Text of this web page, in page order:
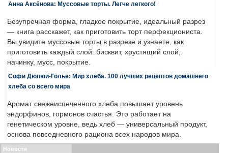
Анна Аксёнова: Муссовые торты. Легче легкого!
Безупречная форма, гладкое покрытие, идеальный разрез
— книга расскажет, как приготовить торт перфекциониста.
Вы увидите муссовые торты в разрезе и узнаете, как
приготовить каждый слой: бисквит, хрустящий слой,
начинку, мусс, покрытие.
Софи Дюпюи-Голье: Мир хлеба. 100 лучших рецептов домашнего
хлеба со всего мира
Аромат свежеиспеченного хлеба повышает уровень
эндорфинов, гормонов счастья. Это работает на
генетическом уровне, ведь хлеб — универсальный продукт,
основа повседневного рациона всех народов мира.
Новости